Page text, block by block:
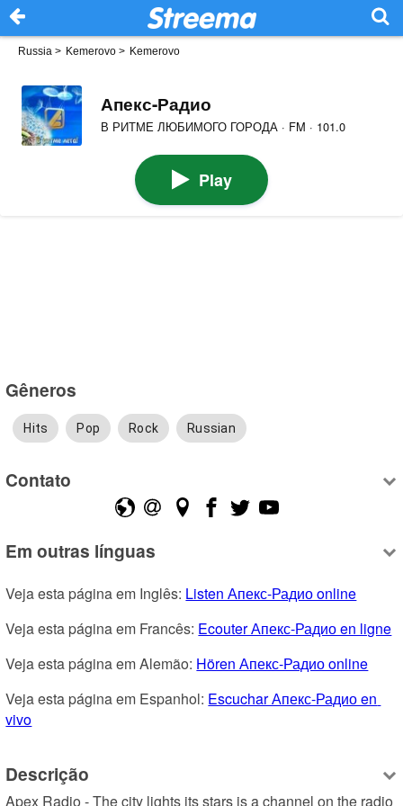
Russia > Kemerovo > Kemerovo
Апекс-Радио
В РИТМЕ ЛЮБИМОГО ГОРОДА · FM · 101.0
Play
Gêneros
Hits Pop Rock Russian
Contato
Em outras línguas
Veja esta página em Inglês: Listen Апекс-Радио online
Veja esta página em Francês: Ecouter Апекс-Радио en ligne
Veja esta página em Alemão: Hören Апекс-Радио online
Veja esta página em Espanhol: Escuchar Апекс-Радио en
vivo
Descrição
Apex Radio - The city lights its stars is a channel on the radio